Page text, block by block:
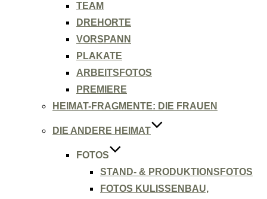
TEAM
DREHORTE
VORSPANN
PLAKATE
ARBEITSFOTOS
PREMIERE
HEIMAT-FRAGMENTE: DIE FRAUEN
DIE ANDERE HEIMAT
FOTOS
STAND- & PRODUKTIONSFOTOS
FOTOS KULISSENBAU,